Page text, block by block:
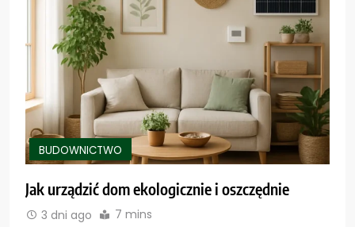
BUDOWNICTWO
Jak urządzić dom ekologicznie i oszczędnie
3 dni ago 7 mins